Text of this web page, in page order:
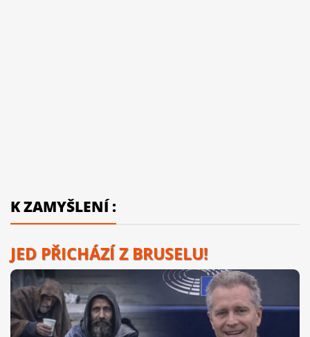
K ZAMYŠLENÍ :
JED PŘICHÁZÍ Z BRUSELU!